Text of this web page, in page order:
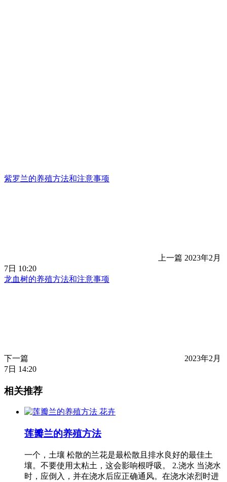
紫罗兰的养殖方法和注意事项
上一篇 2023年2月
7日 10:20
龙血树的养殖方法和注意事项
下一篇
2023年2月
7日 14:20
相关推荐
花卉
莲瓣兰的养殖方法
一个，土壤 松散的兰花是最松散且排水良好的最佳土
壤。不要使用太粘土，这会影响根呼吸。 2.浇水 当浇水
时，应倒入，并在浇水后应正确通风。在浇水浓烈时进